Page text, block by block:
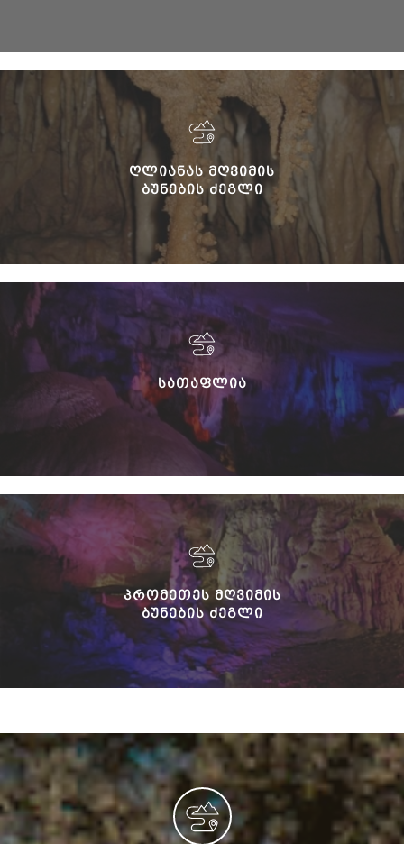
ᲦᲚᲘᲐᲜᲐᲡ ᲛᲦᲕᲘᲛᲘᲡ
ᲑᲣᲜᲔᲑᲘᲡ ᲫᲔᲒᲚᲘ
ᲡᲐᲗᲐᲤᲚᲘᲐ
ᲞᲠᲝᲛᲔᲗᲔᲡ ᲛᲦᲕᲘᲛᲘᲡ
ᲑᲣᲜᲔᲑᲘᲡ ᲫᲔᲒᲚᲘ